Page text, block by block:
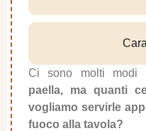
Ci sono molti
paella, ma quanti
vogliamo servirle
fuoco alla tavola?